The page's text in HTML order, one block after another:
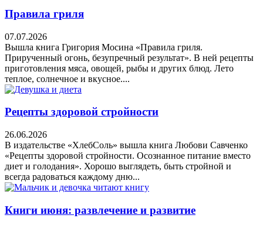
Правила гриля
07.07.2026
Вышла книга Григория Мосина «Правила гриля.
Прирученный огонь, безупречный результат». В ней рецепты
приготовления мяса, овощей, рыбы и других блюд. Лето
теплое, солнечное и вкусное....
Рецепты здоровой стройности
26.06.2026
В издательстве «ХлебСоль» вышла книга Любови Савченко
«Рецепты здоровой стройности. Осознанное питание вместо
диет и голодания». Хорошо выглядеть, быть стройной и
всегда радоваться каждому дню...
Книги июня: развлечение и развитие